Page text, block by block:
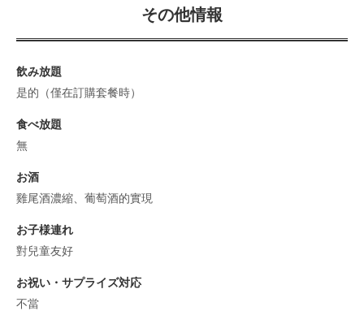
その他情報
飲み放題
是的（僅在訂購套餐時）
食べ放題
無
お酒
雞尾酒濃縮、葡萄酒的實現
お子様連れ
對兒童友好
お祝い・サプライズ対応
不當